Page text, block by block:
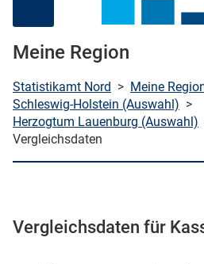
starten
Meine Region
Statistikamt Nord > Meine
Schleswig-Holstein (Auswahl) >
Herzogtum Lauenburg (Auswahl)
Vergleichsdaten
Vergleichsdaten für